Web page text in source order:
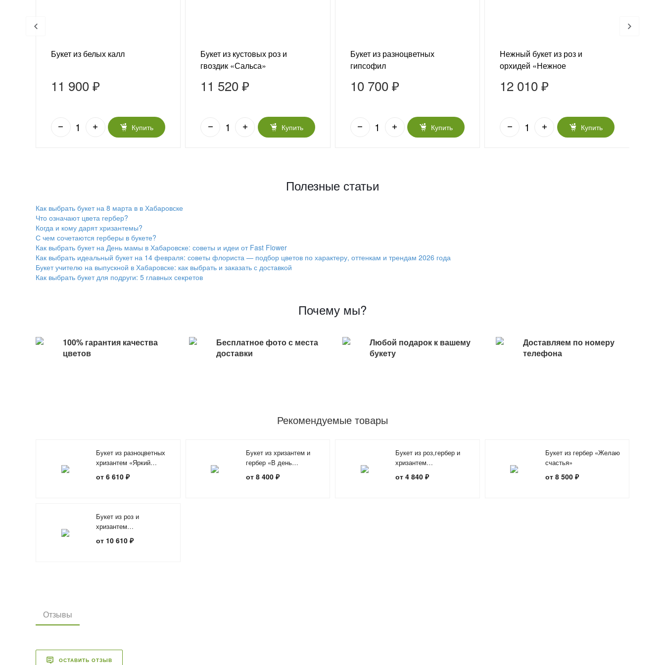
Букет из белых калл
11 900 ₽
Купить
Букет из кустовых роз и
гвоздик «Сальса»
11 520 ₽
Купить
Букет из разноцветных
гипсофил
10 700 ₽
Купить
Нежный букет из роз и
орхидей «Нежное
12 010 ₽
Купить
Полезные статьи
Как выбрать букет на 8 марта в в Хабаровске
Что означают цвета гербер?
Когда и кому дарят хризантемы?
С чем сочетаются герберы в букете?
Как выбрать букет на День мамы в Хабаровске: советы и идеи от Fast Flower
Как выбрать идеальный букет на 14 февраля: советы флориста — подбор цветов по характеру, оттенкам и трендам 2026 года
Букет учителю на выпускной в Хабаровске: как выбрать и заказать с доставкой
Как выбрать букет для подруги: 5 главных секретов
Почему мы?
100% гарантия качества
цветов
Бесплатное фото с места
доставки
Любой подарок к вашему
букету
Доставляем по номеру
телефона
Рекомендуемые товары
Букет из разноцветных
хризантем «Яркий
сентябрь»
от 6 610 ₽
Букет из хризантем и
гербер «В день
рождения»
от 8 400 ₽
Букет из роз,гербер и
хризантем
«Праздничный день»
от 4 840 ₽
Букет из гербер «Желаю
счастья»
от 8 500 ₽
Букет из роз и
хризантем
«Поздравляю»
от 10 610 ₽
Отзывы
ОСТАВИТЬ ОТЗЫВ